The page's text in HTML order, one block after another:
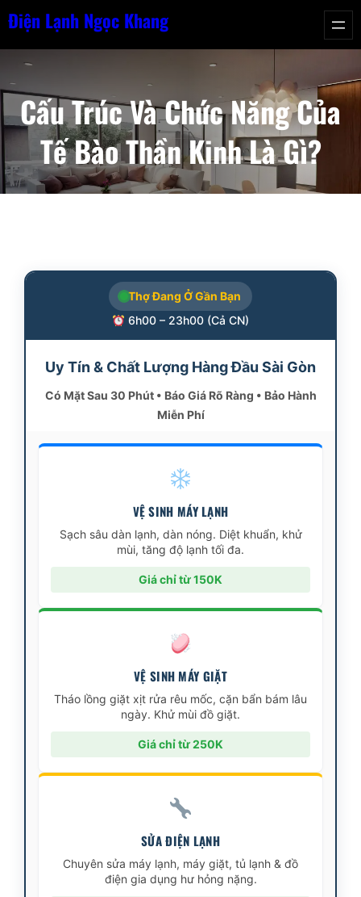
Chuyển
nội
dung
Điện Lạnh Ngọc Khang
Cấu Trúc Và Chức Năng Của
Tế Bào Thần Kinh Là Gì?
Thợ Đang Ở Gần Bạn
6h00 – 23h00 (Cả CN)
Uy Tín & Chất Lượng Hàng Đầu Sài Gòn
Có Mặt Sau 30 Phút • Báo Giá Rõ Ràng • Bảo Hành
Miễn Phí
VỆ SINH MÁY LẠNH
Sạch sâu dàn lạnh, dàn nóng. Diệt khuẩn, khử
mùi, tăng độ lạnh tối đa.
Giá chỉ từ 150K
VỆ SINH MÁY GIẶT
Tháo lồng giặt xịt rửa rêu mốc, cặn bẩn bám lâu
ngày. Khử mùi đồ giặt.
Giá chỉ từ 250K
SỬA ĐIỆN LẠNH
Chuyên sửa máy lạnh, máy giặt, tủ lạnh & đồ
điện gia dụng hư hỏng nặng.